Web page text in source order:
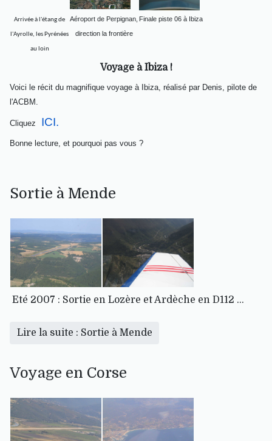
Arrivée à l'étang de
l'Ayrolle, les Pyrénées
au loin
Aéroport de Perpignan,
direction la frontière
Finale piste 06 à Ibiza
Voyage à Ibiza !
Voici le récit du magnifique voyage à Ibiza, réalisé par Denis, pilote de
l'ACBM.
Cliquez ICI.
Bonne lecture, et pourquoi pas vous ?
Sortie à Mende
Eté 2007 : Sortie en Lozère et Ardèche en D112 ...
Lire la suite : Sortie à Mende
Voyage en Corse